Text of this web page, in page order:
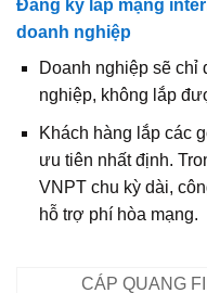
Đăng ký lắp mạng
doanh nghiệp
Doanh nghiệp sẽ chỉ
nghiệp, không lắp
Khách hàng lắp các
ưu tiên nhất định.
VNPT chu kỳ dài,
hỗ trợ phí hòa mạng.
CÁP QUANG